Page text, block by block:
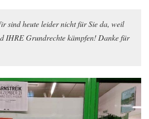
sind heute leider nicht für Sie da, weil
IHRE Grundrechte kämpfen! Danke für